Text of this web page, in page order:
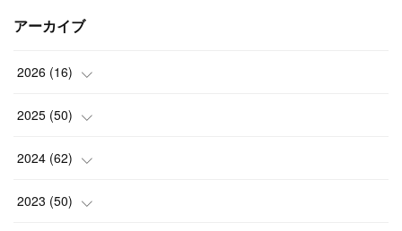
アーカイブ
2026 (16)
(2)
(2)
(3)
2025 (50)
(3)
(4)
2024 (62)
(6)
2023 (50)